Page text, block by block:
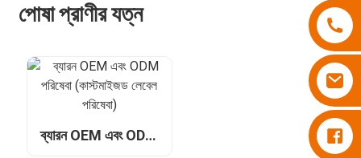
পোষা প্রাণীর যত্ন
ব্যারন OEM এবং ODM